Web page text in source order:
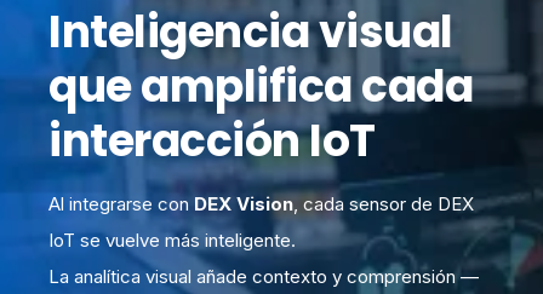
Inteligencia visual
que amplifica cada
interacción IoT
Al integrarse con DEX Vision, cada sensor de DEX
IoT se vuelve más inteligente.
La analítica visual añade contexto y comprensión —